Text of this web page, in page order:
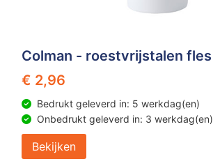
Colman - roestvrijstalen fles
€ 2,96
Bedrukt geleverd in: 5 werkdag(en)
Onbedrukt geleverd in: 3 werkdag(en)
Bekijken